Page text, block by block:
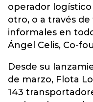
operador
otro, o a través
informales en
Ángel Celis, Co-
Desde su
de marzo, Flota
143